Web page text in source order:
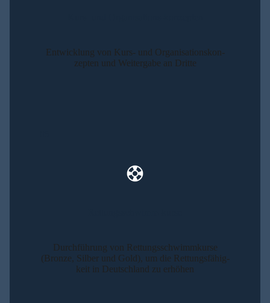
Ent­wick­lung von Kurs- und Orga­ni­sa­ti­ons­kon­
zep­ten und Wei­ter­ga­be an Drit­te
Durch­füh­rung von Ret­tungs­schwimm­kur­se
(Bron­ze, Sil­ber und Gold), um die Ret­tungs­fä­hig­
keit in Deutsch­land zu erhö­hen